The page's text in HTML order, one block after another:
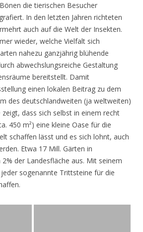
die tierischen Besucher
In den letzten Jahren richteten
auch auf die Welt der Insekten.
wieder, welche Vielfalt sich
nahezu ganzjährig blühende
abwechslungsreiche Gestaltung
bereitstellt. Damit
einen lokalen Beitrag zu dem
des deutschlandweiten (ja weltweiten)
zeigt, dass sich selbst in einem recht
450 m²) eine kleine Oase für die
schaffen lässt und es sich lohnt, auch
Etwa 17 Mill. Gärten in
der Landesfläche aus. Mit seinem
sogenannte Trittsteine für die